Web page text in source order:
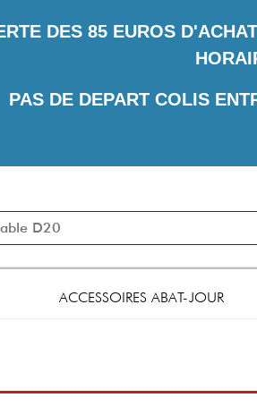
DES 85 EUROS
PAS DE DEPART COLIS
ACCESSOIRES ABAT-JOUR